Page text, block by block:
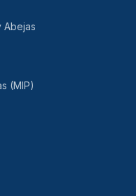
Abejas
(MIP)